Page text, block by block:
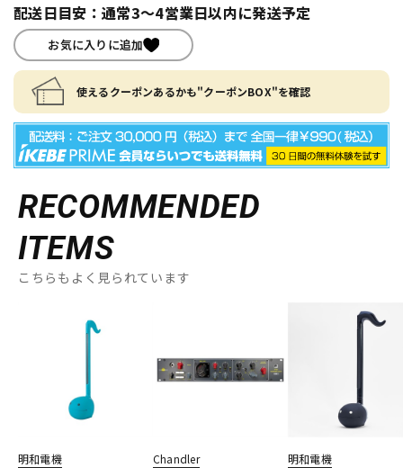
配送日目安：通常3～4営業日以内に発送予定
お気に入りに追加
使えるクーポンあるかも"クーポンBOX"を確認
RECOMMENDED
ITEMS
こちらもよく見られています
明和電機
Chandler
明和電機